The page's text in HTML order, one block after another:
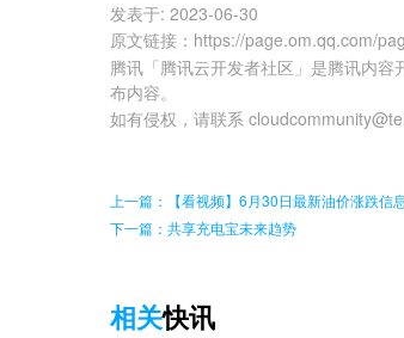
发表于: 2023-06-30
原文链接 ： https://page.om.qq.com/
腾讯「腾讯云开发者社区」是腾讯内
布内容。
如有侵权，请联系
上一篇：【看视频】6月30日最新油价涨跌信
下一篇：共享充电宝未来趋势
相关快讯